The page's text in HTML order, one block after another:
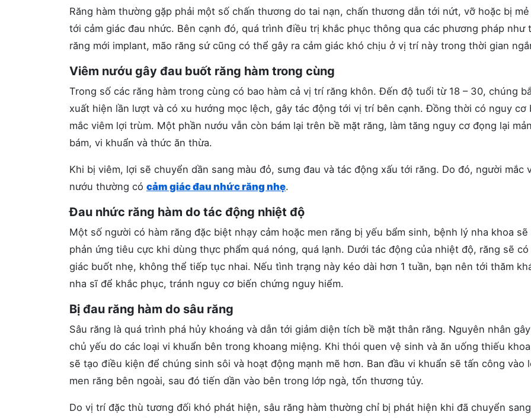
Răng hàm thường gặp phải một số chấn thương do tai nạn, chấn thương dẫn tới nứt, vỡ hoặc bị
tới cảm giác đau nhức. Bên cạnh đó, quá trình điều trị khắc phục thông qua các phương pháp như
răng mới implant, mão răng sứ cũng có thể gây ra cảm giác khó chịu ở vị trí này trong thời gian
Viêm nướu gây đau buốt răng hàm trong cùng
Trong số các răng hàm trong cùng có bao hàm cả vị trí răng khôn. Đến độ tuổi từ 18 – 30, chúng
xuất hiện lần lượt và có xu hướng mọc lệch, gây tác động tới vị trí bên cạnh. Đồng thời có nguy cơ
mắc viêm lợi trùm. Một phần nướu vẫn còn bám lại trên bề mặt răng, làm tăng nguy cơ đọng lại
bám, vi khuẩn và thức ăn thừa.
Khi bị viêm, lợi sẽ chuyển dần sang màu đỏ, sưng đau và tác động xấu tới răng. Do đó, người mắc
nướu thường có cảm giác đau nhức răng nhẹ.
Đau nhức răng hàm do tác động nhiệt độ
Một số người có hàm răng đặc biệt nhạy cảm hoặc men răng bị yếu bẩm sinh, bệnh lý nha khoa sẽ
phản ứng tiêu cực khi dùng thực phẩm quá nóng, quá lạnh. Dưới tác động của nhiệt độ, răng sẽ có
giác buốt nhẹ, không thể tiếp tục nhai. Nếu tình trạng này kéo dài hơn 1 tuần, bạn nên tới thăm
nha sĩ để khắc phục, tránh nguy cơ biến chứng nguy hiểm.
Bị đau răng hàm do sâu răng
Sâu răng là quá trình phá hủy khoáng và dẫn tới giảm diện tích bề mặt thân răng. Nguyên nhân
chủ yếu do các loại vi khuẩn bên trong khoang miệng. Khi thói quen vệ sinh và ăn uống thiếu
sẽ tạo điều kiện để chúng sinh sôi và hoạt động mạnh mẽ hơn. Ban đầu vi khuẩn sẽ tấn công vào
men răng bên ngoài, sau đó tiến dần vào bên trong lớp ngà, tổn thương tủy.
Do vị trí đặc thù tương đối khó phát hiện, sâu răng hàm thường chỉ bị phát hiện khi đã chuyển